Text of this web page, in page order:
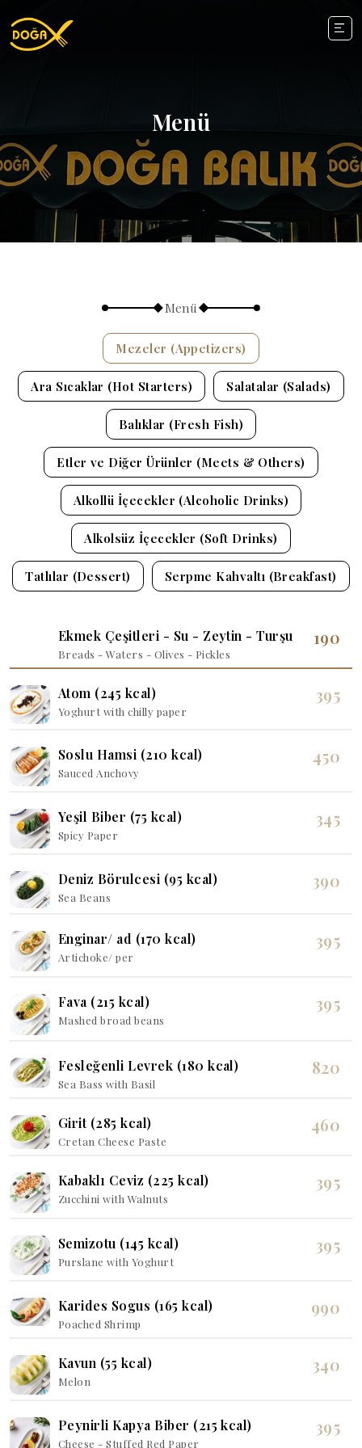
Menü
Menü
Mezeler (Appetizers)
Ara Sıcaklar (Hot Starters) Salatalar (Salads)
Balıklar (Fresh Fish)
Etler ve Diğer Ürünler (Meets & Others)
Alkollü İçecekler (Alcoholic Drinks)
Alkolsüz İçecekler (Soft Drinks)
Tatlılar (Dessert) Serpme Kahvaltı (Breakfast)
Ekmek Çeşitleri - Su - Zeytin - Turşu
Breads - Waters - Olives - Pickles
190
Atom (245 kcal)
Yoghurt with chilly paper
395
Soslu Hamsi (210 kcal)
Sauced Anchovy
450
Yeşil Biber (75 kcal)
Spicy Paper
345
Deniz Börulcesi (95 kcal)
Sea Beans
390
Enginar/ ad (170 kcal)
Artichoke/ per
395
Fava (215 kcal)
Mashed broad beans
395
Fesleğenli Levrek (180 kcal)
Sea Bass with Basil
820
Girit (285 kcal)
Cretan Cheese Paste
460
Kabaklı Ceviz (225 kcal)
Zucchini with Walnuts
395
Semizotu (145 kcal)
Purslane with Yoghurt
395
Karides Sogus (165 kcal)
Poached Shrimp
990
Kavun (55 kcal)
Melon
340
Peynirli Kapya Biber (215 kcal)
Cheese - Stuffed Red Paper
395